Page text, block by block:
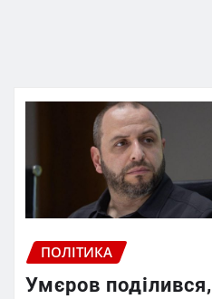
ПОЛІТИКА
Умєров поділився,